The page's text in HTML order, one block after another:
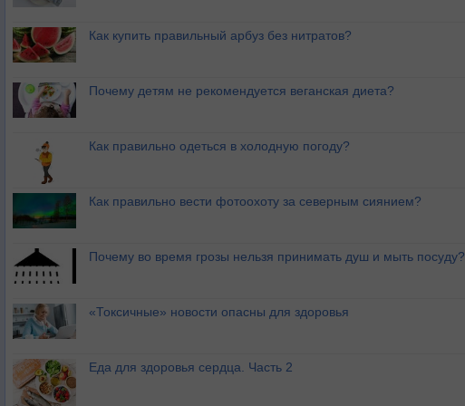
Как купить правильный арбуз без нитратов?
Почему детям не рекомендуется веганская диета?
Как правильно одеться в холодную погоду?
Как правильно вести фотоохоту за северным сиянием?
Почему во время грозы нельзя принимать душ и мыть посуду?
«Токсичные» новости опасны для здоровья
Еда для здоровья сердца. Часть 2